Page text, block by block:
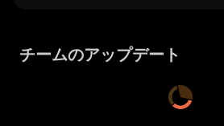
チームのアップデート